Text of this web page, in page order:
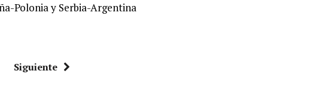
Polonia y Serbia-Argentina
Siguiente